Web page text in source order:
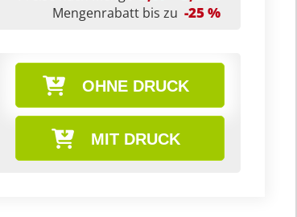
Mengenrabatt bis zu -25 %
OHNE DRUCK
MIT DRUCK